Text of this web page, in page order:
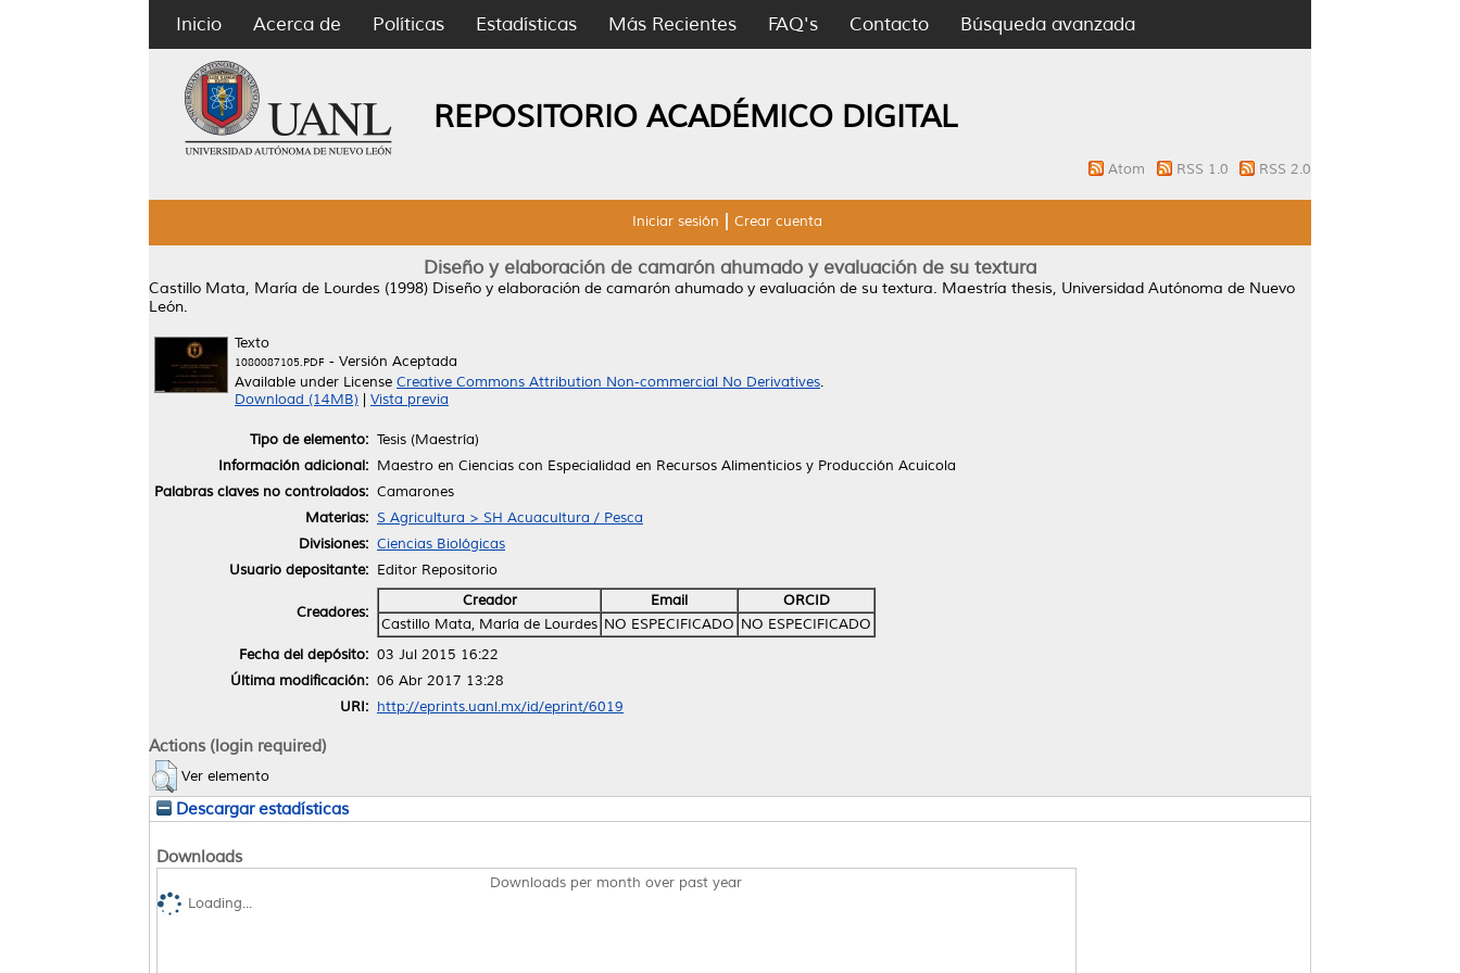
Inicio Acerca de Políticas Estadísticas Más Recientes FAQ's Contacto Búsqueda avanzada
REPOSITORIO ACADÉMICO DIGITAL
Atom RSS 1.0 RSS 2.0
Iniciar sesión Crear cuenta
Diseño y elaboración de camarón ahumado y evaluación de su textura
Castillo Mata, María de Lourdes (1998) Diseño y elaboración de camarón ahumado y evaluación de su textura. Maestría thesis, Universidad Autónoma de Nuevo
León.
Texto
1080087105.PDF - Versión Aceptada
Available under License Creative Commons Attribution Non-commercial No Derivatives.
Download (14MB)
Vista previa
Tipo de elemento: Tesis (Maestría)
Información adicional: Maestro en Ciencias con Especialidad en Recursos Alimenticios y Producción Acuicola
Palabras claves no controlados: Camarones
Materias: S Agricultura > SH Acuacultura / Pesca
Divisiones: Ciencias Biológicas
Usuario depositante: Editor Repositorio
Creadores:
Creador Email
ORCID
Castillo Mata, María de Lourdes NO ESPECIFICADO NO ESPECIFICADO
Fecha del depósito: 03 Jul 2015 16:22
Última modificación: 06 Abr 2017 13:28
URI: http://eprints.uanl.mx/id/eprint/6019
Actions (login required)
Ver elemento
Descargar estadísticas
Downloads
Downloads per month over past year
Loading...